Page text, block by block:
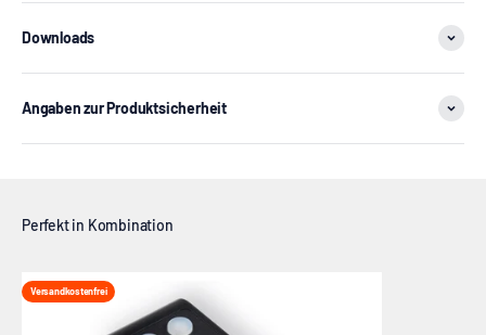
Downloads
Angaben zur Produktsicherheit
Versandkostenfrei